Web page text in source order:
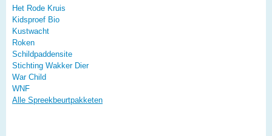
Het Rode Kruis
Kidsproef Bio
Kustwacht
Roken
Schildpaddensite
Stichting Wakker Dier
War Child
WNF
Alle Spreekbeurtpakketen